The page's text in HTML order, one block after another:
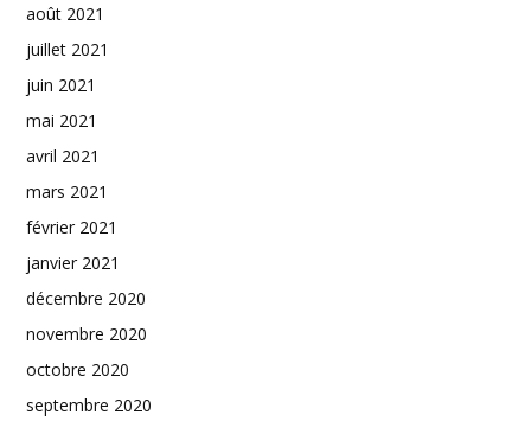
août 2021
juillet 2021
juin 2021
mai 2021
avril 2021
mars 2021
février 2021
janvier 2021
décembre 2020
novembre 2020
octobre 2020
septembre 2020